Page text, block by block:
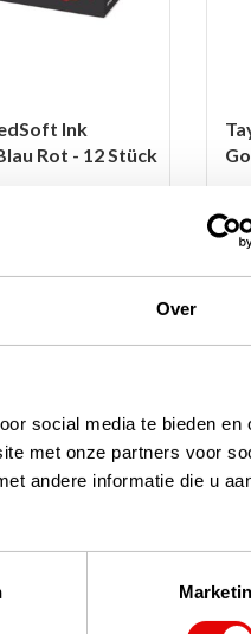
Over
social media te bieden en
met onze partners voor
andere informatie die u
Ink
Rot - 12 Stück
Details für
-